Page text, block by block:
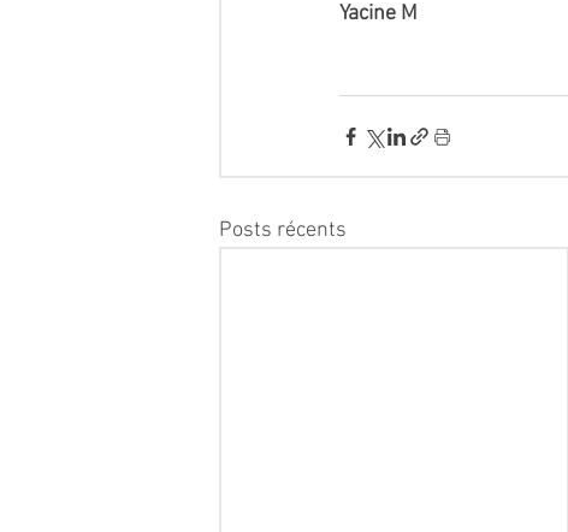
Yacine M
Posts récents